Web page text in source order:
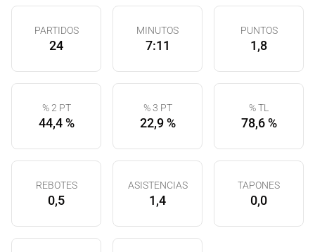
PARTIDOS
24
MINUTOS
7:11
PUNTOS
1,8
% 2 PT
44,4 %
% 3 PT
22,9 %
% TL
78,6 %
REBOTES
0,5
ASISTENCIAS
1,4
TAPONES
0,0